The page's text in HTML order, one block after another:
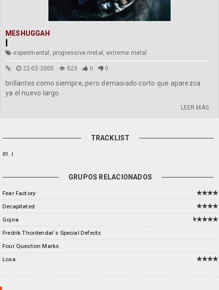
MESHUGGAH
I
experimental, progressive metal, extreme metal
22-02-2005 523 0 0
brillantes como siempre, pero demasiado corto que aparezca
ya el nuevo largo
LEER MÁS
TRACKLIST
01. I
GRUPOS RELACIONADOS
Fear Factory
Decapitated
Gojira
Fredrik Thordendal´s Special Defects
Four Question Marks
Losa